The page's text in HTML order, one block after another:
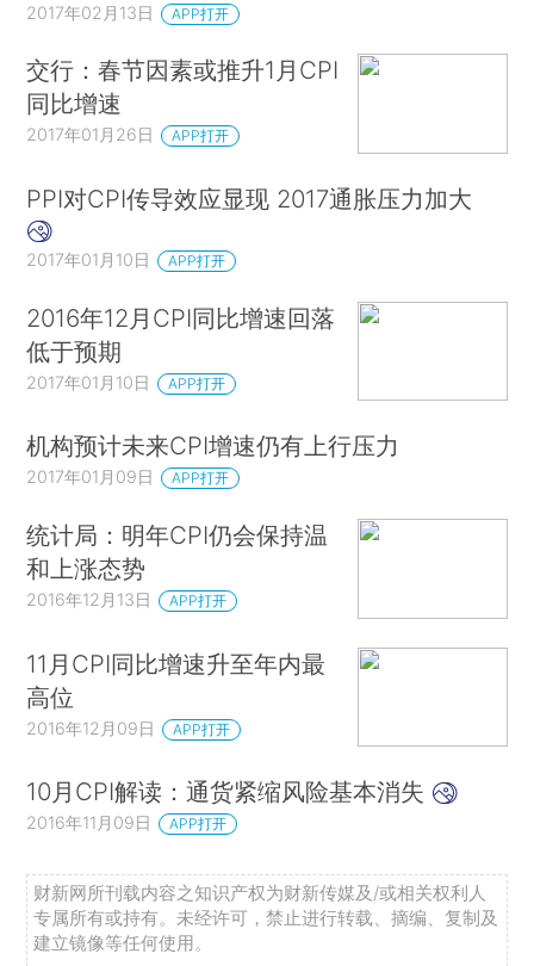
2017年02月13日 APP打开
交行：春节因素或推升1月CPI
同比增速
2017年01月26日 APP打开
PPI对CPI传导效应显现 2017通胀压力加大
2017年01月10日 APP打开
2016年12月CPI同比增速回落
低于预期
2017年01月10日 APP打开
机构预计未来CPI增速仍有上行压力
2017年01月09日 APP打开
统计局：明年CPI仍会保持温
和上涨态势
2016年12月13日 APP打开
11月CPI同比增速升至年内最
高位
2016年12月09日 APP打开
10月CPI解读：通货紧缩风险基本消失
2016年11月09日 APP打开
财新网所刊载内容之知识产权为财新传媒及/或相关权利人
专属所有或持有。未经许可，禁止进行转载、摘编、复制及
建立镜像等任何使用。